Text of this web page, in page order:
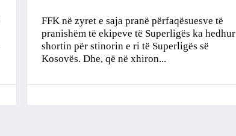
FFK në zyret e saja pranë përfaqësuesve të
pranishëm të ekipeve të Superligës ka hedhur
shortin për stinorin e ri të Superligës së
Kosovës. Dhe, që në xhiron...